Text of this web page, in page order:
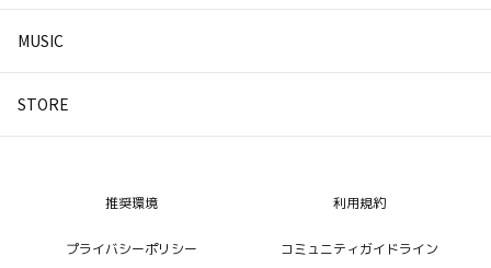
MUSIC
STORE
推奨環境 利用規約
プライバシーポリシー コミュニティガイドライン